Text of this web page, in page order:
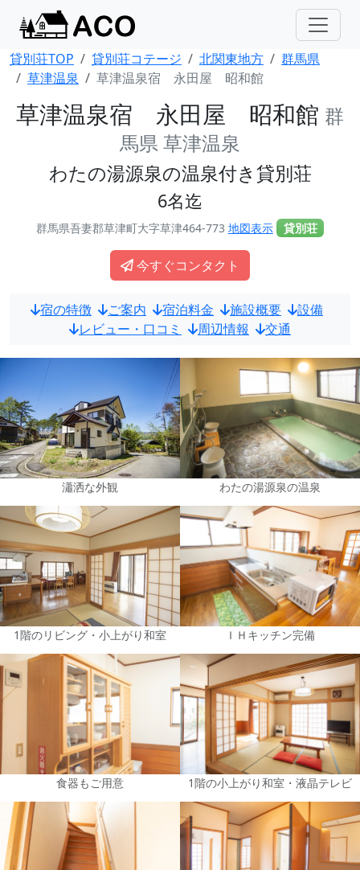
貸別荘TOP 貸別荘コテージ 北関東地方
群馬県
草津温泉
草津温泉宿 永田屋 昭和館
草津温泉宿 永田屋 昭和館 群
馬県 草津温泉
わたの湯源泉の温泉付き貸別荘
6名迄
群馬県吾妻郡草津町大字草津464-773 地図表示 貸別荘
今すぐコンタクト
宿の特徴 ご案内 宿泊料金 施設概要
設備
レビュー・口コミ
周辺情報 交通
瀟洒な外観 わたの湯源泉の温泉
1階のリビング・小上がり和室 ＩＨキッチン完備
食器もご用意 1階の小上がり和室・液晶テレビ